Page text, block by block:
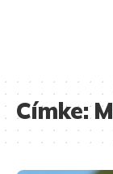
Címke: